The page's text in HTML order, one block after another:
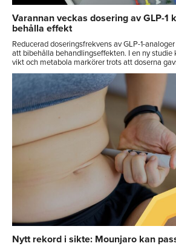
Varannan veckas dosering av GLP-1
behålla effekt
Reducerad doseringsfrekvens av GLP-1-
att bibehålla behandlingseffekten. I en ny studie
vikt och metabola markörer trots att doserna
Nytt rekord i sikte: Mounjaro kan